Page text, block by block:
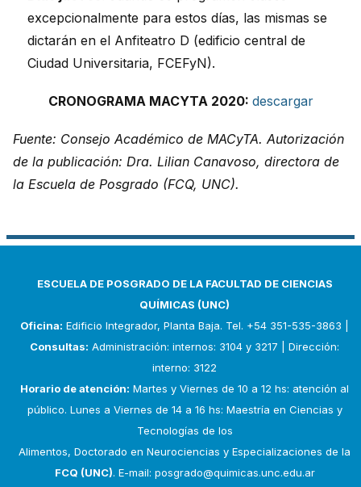
excepcionalmente para estos días, las mismas se
dictarán en el Anfiteatro D (edificio central de
Ciudad Universitaria, FCEFyN).
CRONOGRAMA MACYTA 2020: descargar
Fuente: Consejo Académico de MACyTA. Autorización
de la publicación: Dra. Lilian Canavoso, directora de
la Escuela de Posgrado (FCQ, UNC).
ESCUELA DE POSGRADO DE LA FACULTAD DE CIENCIAS
QUÍMICAS (UNC)
Oficina: Edificio Integrador, Planta Baja. Tel. +54 351-535-3863 |
Consultas: Administración: internos: 3104 y 3217 | Dirección:
interno: 3122
Horario de atención: Martes y Viernes de 10 a 12 hs: atención al
público. Lunes a Viernes de 14 a 16 hs: Maestría en Ciencias y
Tecnologías de los
Alimentos, Doctorado en Neurociencias y Especializaciones de la
FCQ (UNC). E-mail: posgrado@quimicas.unc.edu.ar